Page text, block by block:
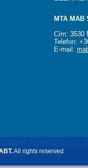
(MITV)
ÉS AZ
MTA MAB
Cím: 3530
Telefon:
E-mail:
All rights reserved